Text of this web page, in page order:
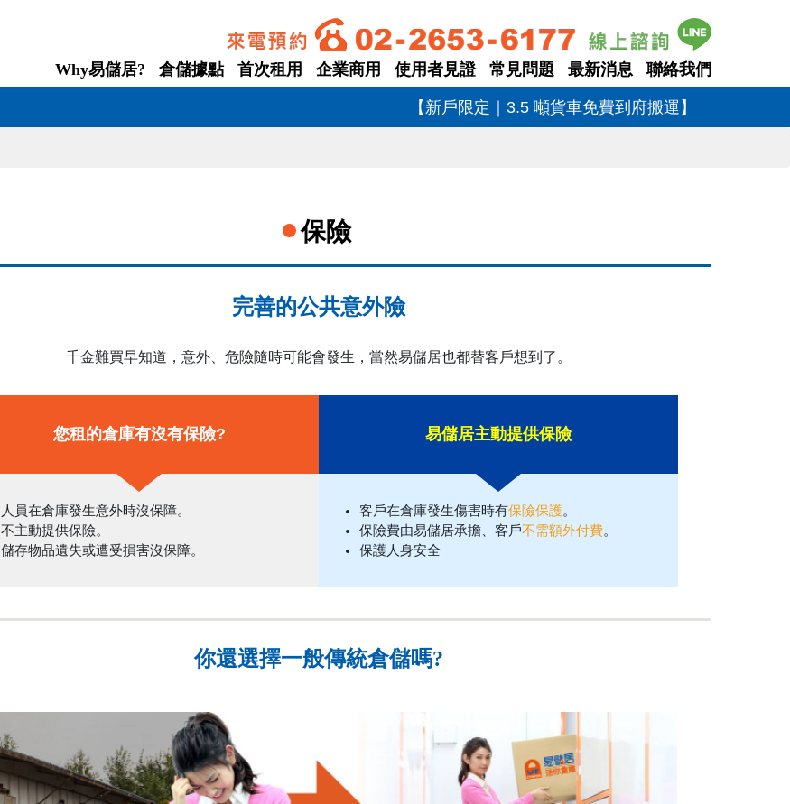
Why易儲居? 倉儲據點 首次租用 企業商用 使用者見證 常見問題 最新消息 聯絡我們
【新戶限定｜3.5 噸貨車免費到府搬運】
保險
完善的公共意外險
千金難買早知道，意外、危險隨時可能會發生，當然易儲居也都替客戶想到了。
您租的倉庫有沒有保險?
人員在倉庫發生意外時沒保障。
不主動提供保險。
儲存物品遺失或遭受損害沒保障。
易儲居主動提供保險
客戶在倉庫發生傷害時有保險保護。
保險費由易儲居承擔、客戶不需額外付費。
保護人身安全
你還選擇一般傳統倉儲嗎?